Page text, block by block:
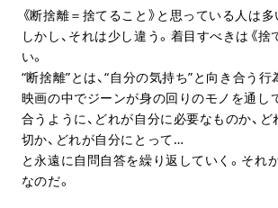
《断捨離＝捨てること》と思っている人は
しかし、それは少し違う。着目すべきは《捨
い。
“断捨離”とは、“自分の気持ち”と向き合う行
映画の中でジーンが身の回りのモノを通し
合うように、どれが自分に必要なものか、
切か、どれが自分にとって…
と永遠に自問自答を繰り返していく。それ
なのだ。